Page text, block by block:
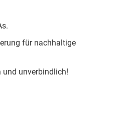
für nachhaltige
und unverbindlich!